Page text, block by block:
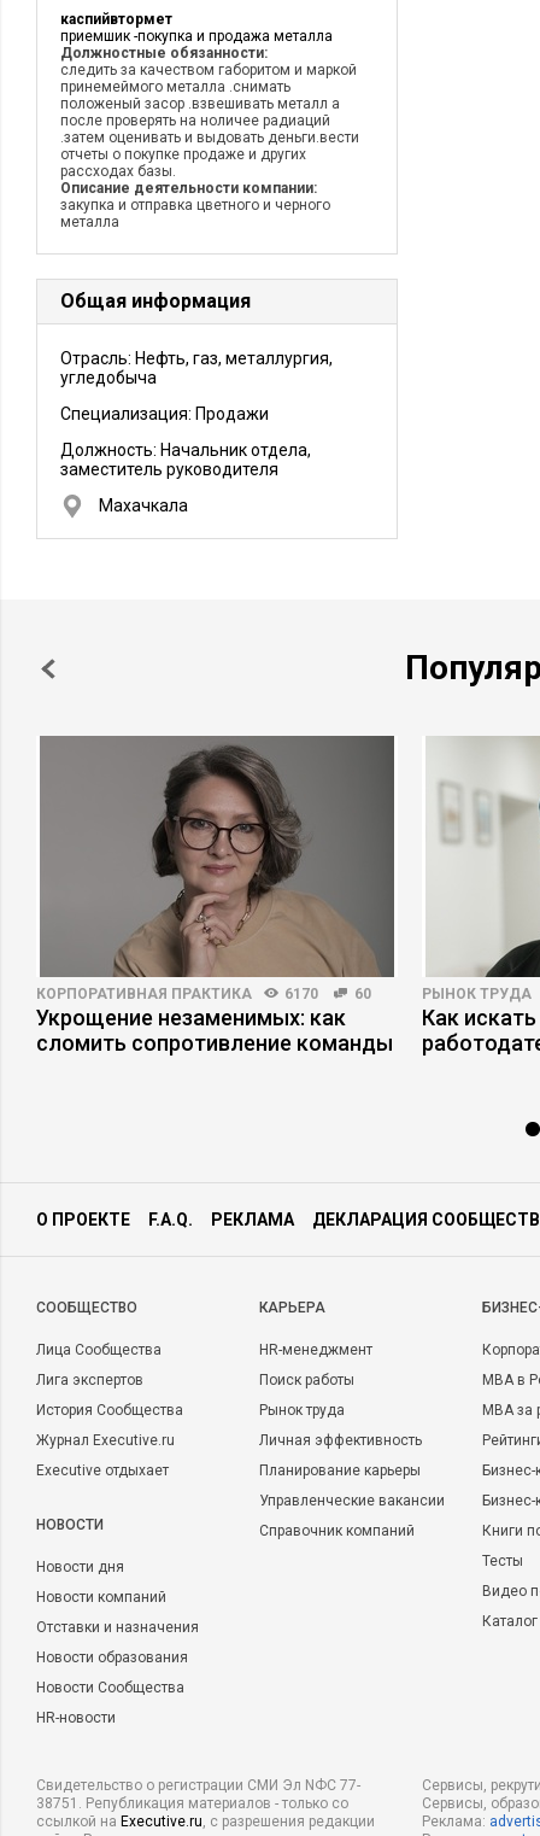
каспийвтормет
приемшик -покупка и продажа металла
Должностные обязанности:
следить за качеством габоритом и маркой
принемеймого металла .снимать
положеный засор .взвешивать металл а
после проверять на ноличее радиаций
.затем оценивать и выдовать деньги.вести
отчеты о покупке продаже и других
рассходах базы.
Описание деятельности компании:
закупка и отправка цветного и черного
металла
Общая информация
Отрасль: Нефть, газ, металлургия,
угледобыча
Специализация: Продажи
Должность: Начальник отдела,
заместитель руководителя
Махачкала
КОРПОРАТИВНАЯ ПРАКТИКА 6170 60
Укрощение незаменимых: как
сломить сопротивление команды
РЫНОК ТРУДА
Как
О ПРОЕКТЕ F.A.Q. РЕКЛАМА ДЕКЛАРАЦИЯ
CООБЩЕСТВО
Лица Сообщества
Лига экспертов
История Сообщества
Журнал Executive.ru
Executive отдыхает
НОВОСТИ
Новости дня
Новости компаний
Отставки и назначения
Новости образования
Новости Сообщества
HR-новости
КАРЬЕРА
HR-менеджмент
Поиск работы
Рынок труда
Личная эффективность
Планирование карьеры
Управленческие вакансии
Справочник компаний
MBA в
MBA
Бизнес-
Книги
Тесты
Видео
Свидетельство о регистрации СМИ Эл NФС 77-
38751. Републикация материалов - только со
ссылкой на Executive.ru, с разрешения редакции
Сервисы,
Сервисы,
Реклама: